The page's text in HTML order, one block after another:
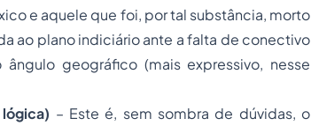
e aquele que foi, por tal substância, morto
ao plano indiciário ante a falta de conectivo
geográfico (mais expressivo, nesse
– Este é, sem sombra de dúvidas, o